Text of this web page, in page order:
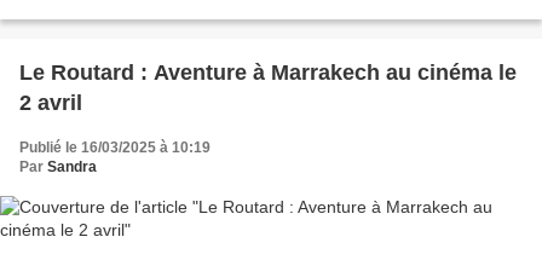
Le Routard : Aventure à Marrakech au cinéma le
2 avril
Publié le 16/03/2025 à 10:19
Par Sandra